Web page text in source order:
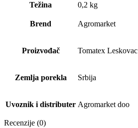
Težina
0,2 kg
Brend Agromarket
Proizvođač Tomatex Leskovac
Zemlja porekla Srbija
Uvoznik i distributer Agromarket doo
Recenzije (0)